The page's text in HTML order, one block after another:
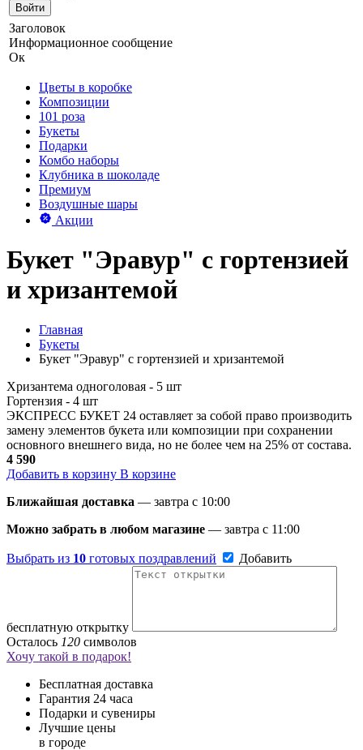
Войти
Заголовок
Информационное сообщение
Ок
Цветы в коробке
Композиции
101 роза
Букеты
Подарки
Комбо наборы
Клубника в шоколаде
Премиум
Воздушные шары
Акции
Букет "Эравур" с гортензией
и хризантемой
Главная
Букеты
Букет "Эравур" с гортензией и хризантемой
Хризантема одноголовая - 5 шт
Гортензия - 4 шт
ЭКСПРЕСС БУКЕТ 24 оставляет за собой право производить
замену элементов букета или композиции при сохранении
основного внешнего вида, но не более чем на 25% от состава.
4 590
Добавить в корзину В корзине
Ближайшая доставка — завтра c 10:00
Можно забрать в любом магазине — завтра c 11:00
Выбрать из 10 готовых поздравлений Добавить
бесплатную открытку
Осталось 120 символов
Хочу такой в подарок!
Бесплатная доставка
Гарантия 24 часа
Подарки и сувениры
Лучшие цены
в городе